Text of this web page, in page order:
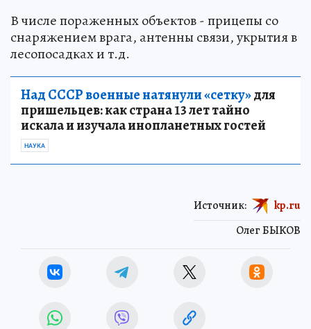
В числе пораженных объектов - прицепы со
снаряжением врага, антенны связи, укрытия в
лесопосадках и т.д.
Над СССР военные натянули «сетку»для
пришельцев: как страна 13 лет тайно
искала и изучала инопланетных гостей
НАУКА
Олег БЫКОВ
Источник: kp.ru